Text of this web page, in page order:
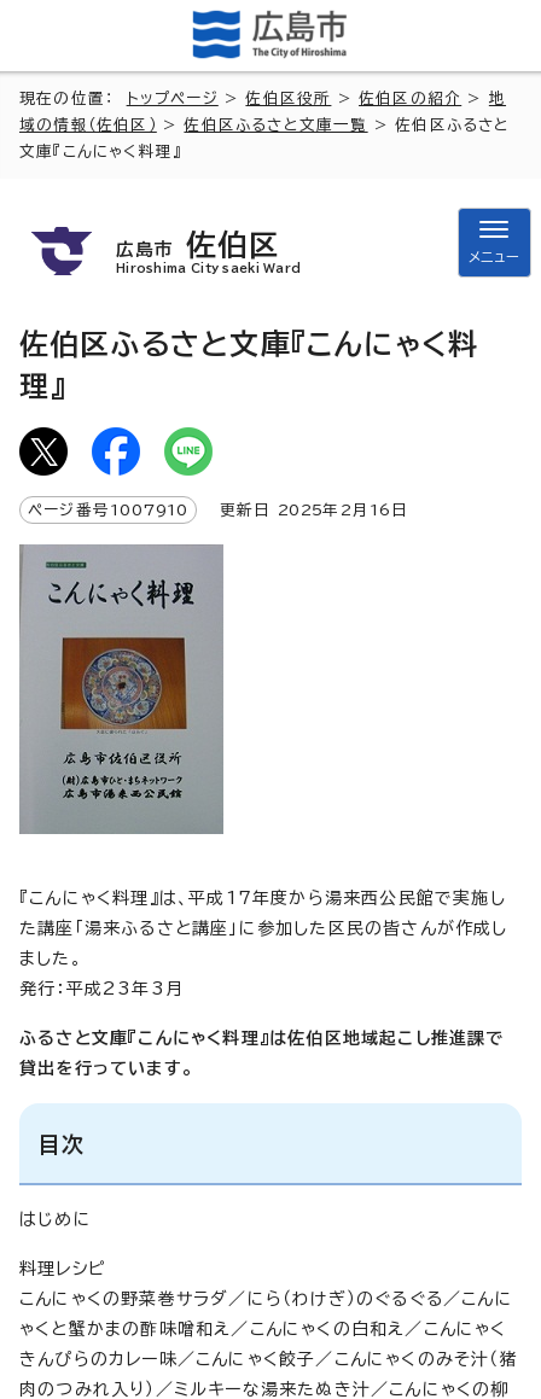
現在の位置： トップページ >佐伯区役所 >佐伯区の紹介 > 地
域の情報（佐伯区）
>佐伯区ふるさと文庫一覧
> 佐伯区ふるさと
文庫『こんにゃく料理』
広島市 佐伯区
Hiroshima City saeki Ward
メニュー
佐伯区ふるさと文庫『こんにゃく料
理』
ページ番号 1007910 更新日 2025年2月 16 日
『こんにゃく料理』は、平成17年度から湯来西公民館で実施し
た講座「湯来ふるさと講座」に参加した区民の皆さんが作成し
ました。
発行：平成23年3月
ふるさと文庫『こんにゃく料理』は佐伯区地域起こし推進課で
貸出を行っています。
目次
はじめに
料理レシピ
こんにゃくの野菜巻サラダ／にら（わけぎ）のぐるぐる／こんに
ゃくと蟹かまの酢味噌和え／こんにゃくの白和え／こんにゃく
きんぴらのカレー味／こんにゃく餃子／こんにゃくのみそ汁（猪
肉のつみれ入り）／ミルキーな湯来たぬき汁／こんにゃくの柳